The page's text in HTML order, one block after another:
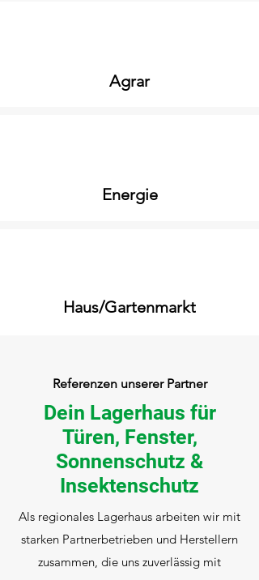
Agrar
Energie
Haus/Gartenmarkt
Referenzen unserer Partner
Dein Lagerhaus für
Türen, Fenster,
Sonnenschutz &
Insektenschutz
Als regionales Lagerhaus arbeiten wir mit
starken Partnerbetrieben und Herstellern
zusammen, die uns zuverlässig mit